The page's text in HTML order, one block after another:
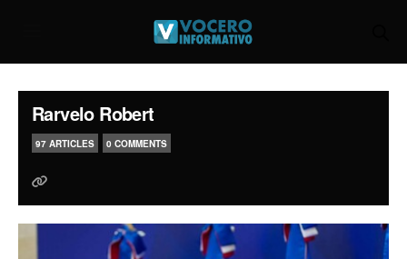
Rarvelo Robert
97 ARTICLES 0 COMMENTS